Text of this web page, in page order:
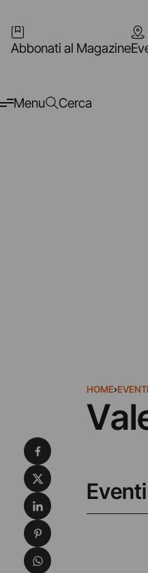
Abbonati al Magazine
Menu Cerca
HOME›
Condividi su
Condividi su X
Condividi su
Condividi su
Condividi su